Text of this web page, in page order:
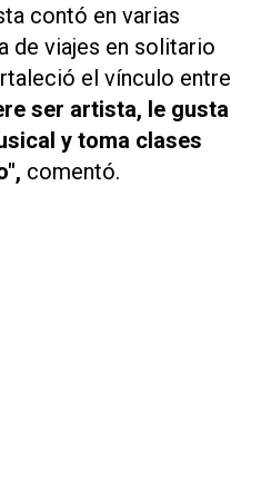
contó en varias
de viajes en solitario
el vínculo entre
ser artista, le gusta
y toma clases
comentó.